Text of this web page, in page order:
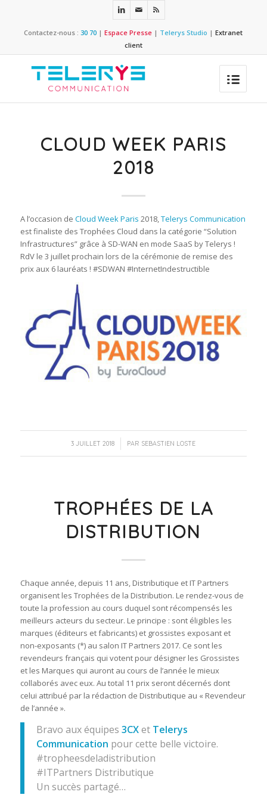
Contactez-nous :30 70 |Espace Presse | Telerys Studio |Extranet
client
CLOUD WEEK PARIS
2018
A l’occasion de Cloud Week Paris 2018,Telerys Communication
est finaliste des Trophées Cloud dans la catégorie “Solution
Infrastructures” grâce à SD-WAN en mode SaaS by Telerys !
RdV le 3 juillet prochain lors de la cérémonie de remise des
prix aux 6 lauréats ! #SDWAN #InternetIndestructible
3 JUILLET 2018
/ PAR SEBASTIEN LOSTE
TROPHÉES DE LA
DISTRIBUTION
Chaque année, depuis 11 ans, Distributique et IT Partners
organisent les Trophées de la Distribution. Le rendez-vous de
toute la profession au cours duquel sont récompensés les
meilleurs acteurs du secteur. Le principe : sont éligibles les
marques (éditeurs et fabricants) et grossistes exposant et
non-exposants (*) au salon IT Partners 2017. Ce sont les
revendeurs français qui votent pour désigner les Grossistes
et les Marques qui auront au cours de l’année le mieux
collaborés avec eux. Au total 11 prix seront décernés dont
celui attribué par la rédaction de Distributique au « Revendeur
de l’année ».
Bravo aux équipes 3CXet Telerys
Communication pour cette belle victoire.
#tropheesdeladistribution
#ITPartners Distributique
Un succès partagé…